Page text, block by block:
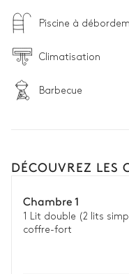
Piscine à
Climatisation
Barbecue
DÉCOUVREZ LES
Chambre 1
1 Lit double (2 lits
coffre-fort